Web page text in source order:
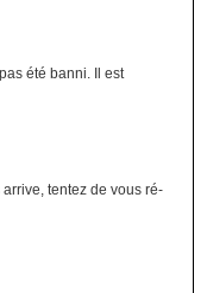
été banni. Il est
tentez de vous ré-